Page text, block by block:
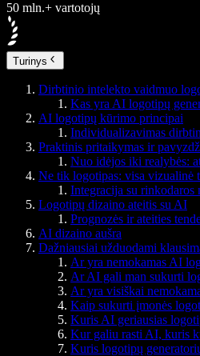
50 mln.+ vartotojų
Turinys
Dirbtinio intelekto vaidmuo
Kas yra AI logotipų
AI logotipų kūrimo principai
Individualizavimas
Praktinis pritaikymas ir
Nuo idėjos iki realybės:
Ne tik logotipas: visa vizualinė
Integracija su rinkodaros
Logotipų dizaino ateitis su AI
Prognozės ir ateities
AI dizaino aušra
Dažniausiai užduodami
Ar yra nemokamas AI
Ar AI gali man sukurti
Ar yra visiškai
Kaip sukurti įmonės
Kuris AI geriausias
Kur galiu rasti AI, kuris
Kuris logotipų